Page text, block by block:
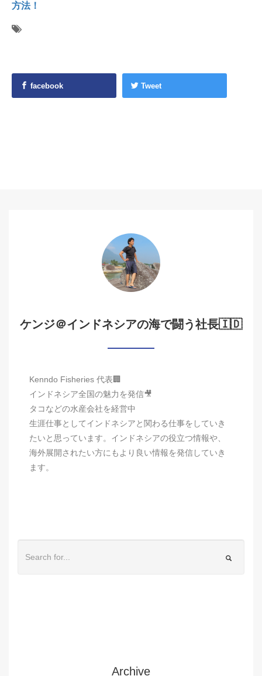
方法！
facebook Tweet
ケンジ＠インドネシアの海で闘う社長🇮🇩
Kenndo Fisheries 代表🏢
インドネシア全国の魅力を発信🎥
タコなどの水産会社を経営中
生涯仕事としてインドネシアと関わる仕事をしていき
たいと思っています。インドネシアの役立つ情報や、
海外展開されたい方にもより良い情報を発信していき
ます。
Archive